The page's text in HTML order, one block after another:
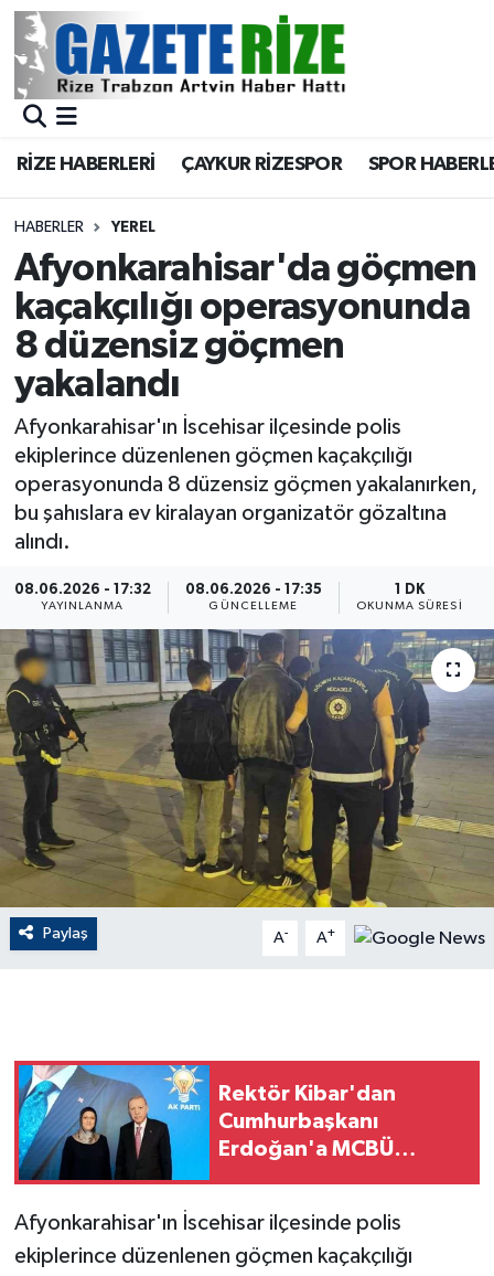
RİZE HABERLERİ ÇAYKUR RİZESPOR SPOR
HABERLER YEREL
Afyonkarahisar'da göçmen
kaçakçılığı operasyonunda
8 düzensiz göçmen
yakalandı
Afyonkarahisar'ın İscehisar ilçesinde polis
ekiplerince düzenlenen göçmen kaçakçılığı
operasyonunda 8 düzensiz göçmen yakalanırken,
bu şahıslara ev kiralayan organizatör gözaltına
alındı.
08.06.2026 - 17:32
YAYINLANMA
08.06.2026 - 17:35
GÜNCELLEME
1 DK
OKUNMA SÜRESI
Paylaş A- A+
Rektör Kibar'dan
Cumhurbaşkanı
Erdoğan'a MCBÜ
Afyonkarahisar'ın İscehisar ilçesinde polis
ekiplerince düzenlenen göçmen kaçakçılığı
BÖLGEMİZ
Asayiş
Rize Jandarma Komutanlığı
Bilim Teknoloji
Bölge
Advertising news
Canlı Maç
ÇEVRE
Dış Haberler
Dünya
EĞİTİM
EKONOMİ
English News
Finans
Flaş Haber
GÜNDEM
Güvenlik
HABERDE İNSAN
İNSAN
Merkez Nöbetçi Eczaneler
Merkez Trafik Yoğunluk Haritası
Süper Lig Puan Durumu ve Fikstür
Tüm Manşetler
Son Dakika Haberleri
Haber Arşivi